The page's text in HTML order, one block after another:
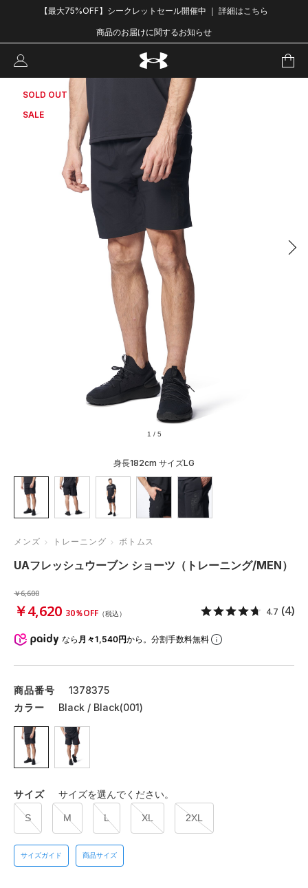
【最大75%OFF】シークレットセール開催中 ｜ 詳細はこちら
商品のお届けに関するお知らせ
SOLD OUT
SALE
1 / 5
身長182cm サイズLG
メンズ トレーニング ボトムス
UAフレッシュウーブン ショーツ（トレーニング/MEN）
￥6,600
￥4,620 30％OFF （税込） 4.7 (4)
なら 月々1,540円から。分割手数料無料
商品番号
1378375
カラー
Black / Black(001)
サイズ サイズを選んでください。
S M L XL 2XL
サイズガイド 商品サイズ